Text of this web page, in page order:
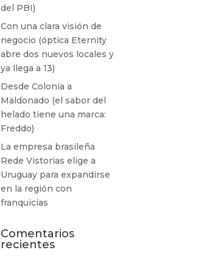
del PBI)
Con una clara visión de
negocio (óptica Eternity
abre dos nuevos locales y
ya llega a 13)
Desde Colonia a
Maldonado (el sabor del
helado tiene una marca:
Freddo)
La empresa brasileña
Rede Vistorias elige a
Uruguay para expandirse
en la región con
franquicias
Comentarios
recientes